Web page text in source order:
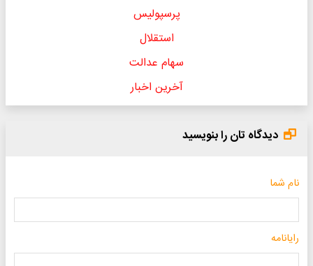
پرسپولیس
استقلال
سهام عدالت
آخرین اخبار
دیدگاه تان را بنویسید
نام شما
رایانامه